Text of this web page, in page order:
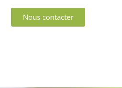
Nous contacter